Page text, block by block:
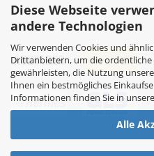
Diese Webseite
andere Technologien
Wir verwenden Cookies und
Drittanbietern, um die
gewährleisten, die Nutzung
Ihnen ein bestmögliches
Informationen finden Sie in
Alle
Versand